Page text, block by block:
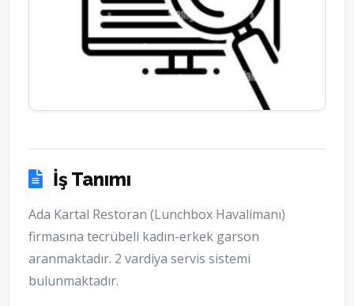
İş Tanımı
Ada Kartal Restoran (Lunchbox Havalimanı)
firmasına tecrübeli kadın-erkek garson
aranmaktadır. 2 vardiya servis sistemi
bulunmaktadır.